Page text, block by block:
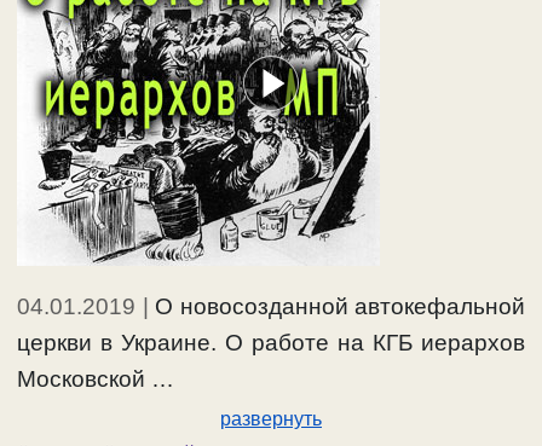
04.01.2019
О новосозданной автокефальной
церкви в Украине. О работе на КГБ иерархов
Московской …
развернуть